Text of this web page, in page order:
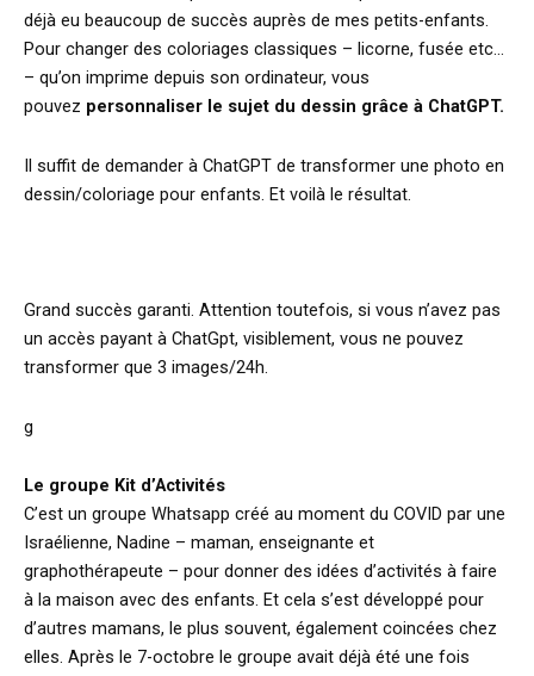
déjà eu beaucoup de succès auprès de mes petits-enfants.
Pour changer des coloriages classiques – licorne, fusée etc…
– qu’on imprime depuis son ordinateur, vous
pouvez personnaliser le sujet du dessin grâce à ChatGPT.
Il suffit de demander à ChatGPT de transformer une photo en
dessin/coloriage pour enfants. Et voilà le résultat.
Grand succès garanti. Attention toutefois, si vous n’avez pas
un accès payant à ChatGpt, visiblement, vous ne pouvez
transformer que 3 images/24h.
g
Le groupe Kit d’Activités
C’est un groupe Whatsapp créé au moment du COVID par une
Israélienne, Nadine – maman, enseignante et
graphothérapeute – pour donner des idées d’activités à faire
à la maison avec des enfants. Et cela s’est développé pour
d’autres mamans, le plus souvent, également coincées chez
elles. Après le 7-octobre le groupe avait déjà été une fois